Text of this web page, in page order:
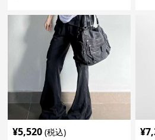
¥5,520 (税込) ¥